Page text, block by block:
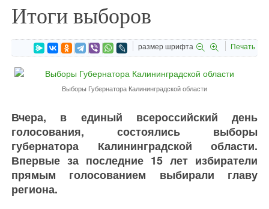
Итоги выборов
размер шрифта Печать
Выборы Губернатора Калининградской области
Вчера, в единый всероссийский день
голосования, состоялись выборы
губернатора Калининградской области.
Впервые за последние 15 лет избиратели
прямым голосованием выбирали главу
региона.